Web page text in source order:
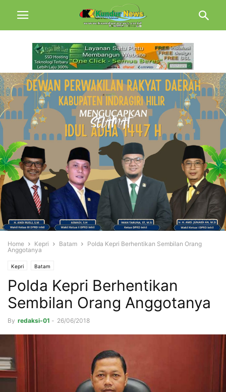
Home Kepri Batam
Polda Kepri Berhentikan Sembilan Orang
Anggotanya
Kepri Batam
Polda Kepri Berhentikan
Sembilan Orang Anggotanya
By redaksi-01 - 26/06/2018